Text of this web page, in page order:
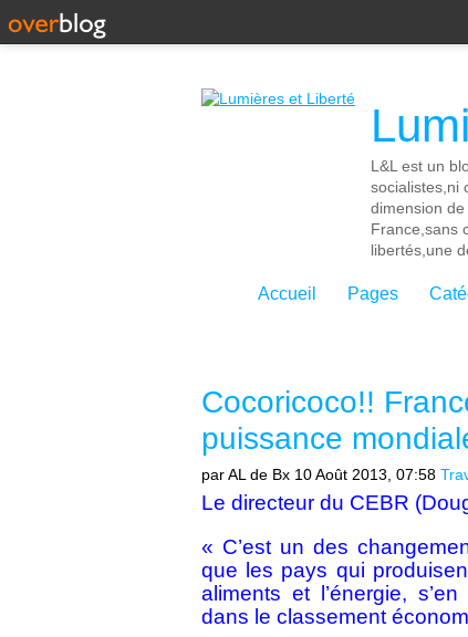
L&L est un
socialistes,ni
dimension
France,sans
libertés,une
Accueil Pages
Cocoricoco!!
puissance
par AL de Bx 10 Août 2013, 07:58
Le directeur du CEBR
« C’est un des
que les pays qui
aliments et l’énergie,
dans le classement